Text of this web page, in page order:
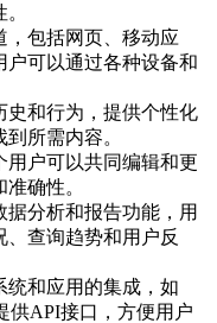
，包括网页、移动应
户可以通过各种设备和
史和行为，提供个性化
所需内容。
用户可以共同编辑和更
确性。
据分析和报告功能，用
、查询趋势和用户反
统和应用的集成，如
供API接口，方便用户